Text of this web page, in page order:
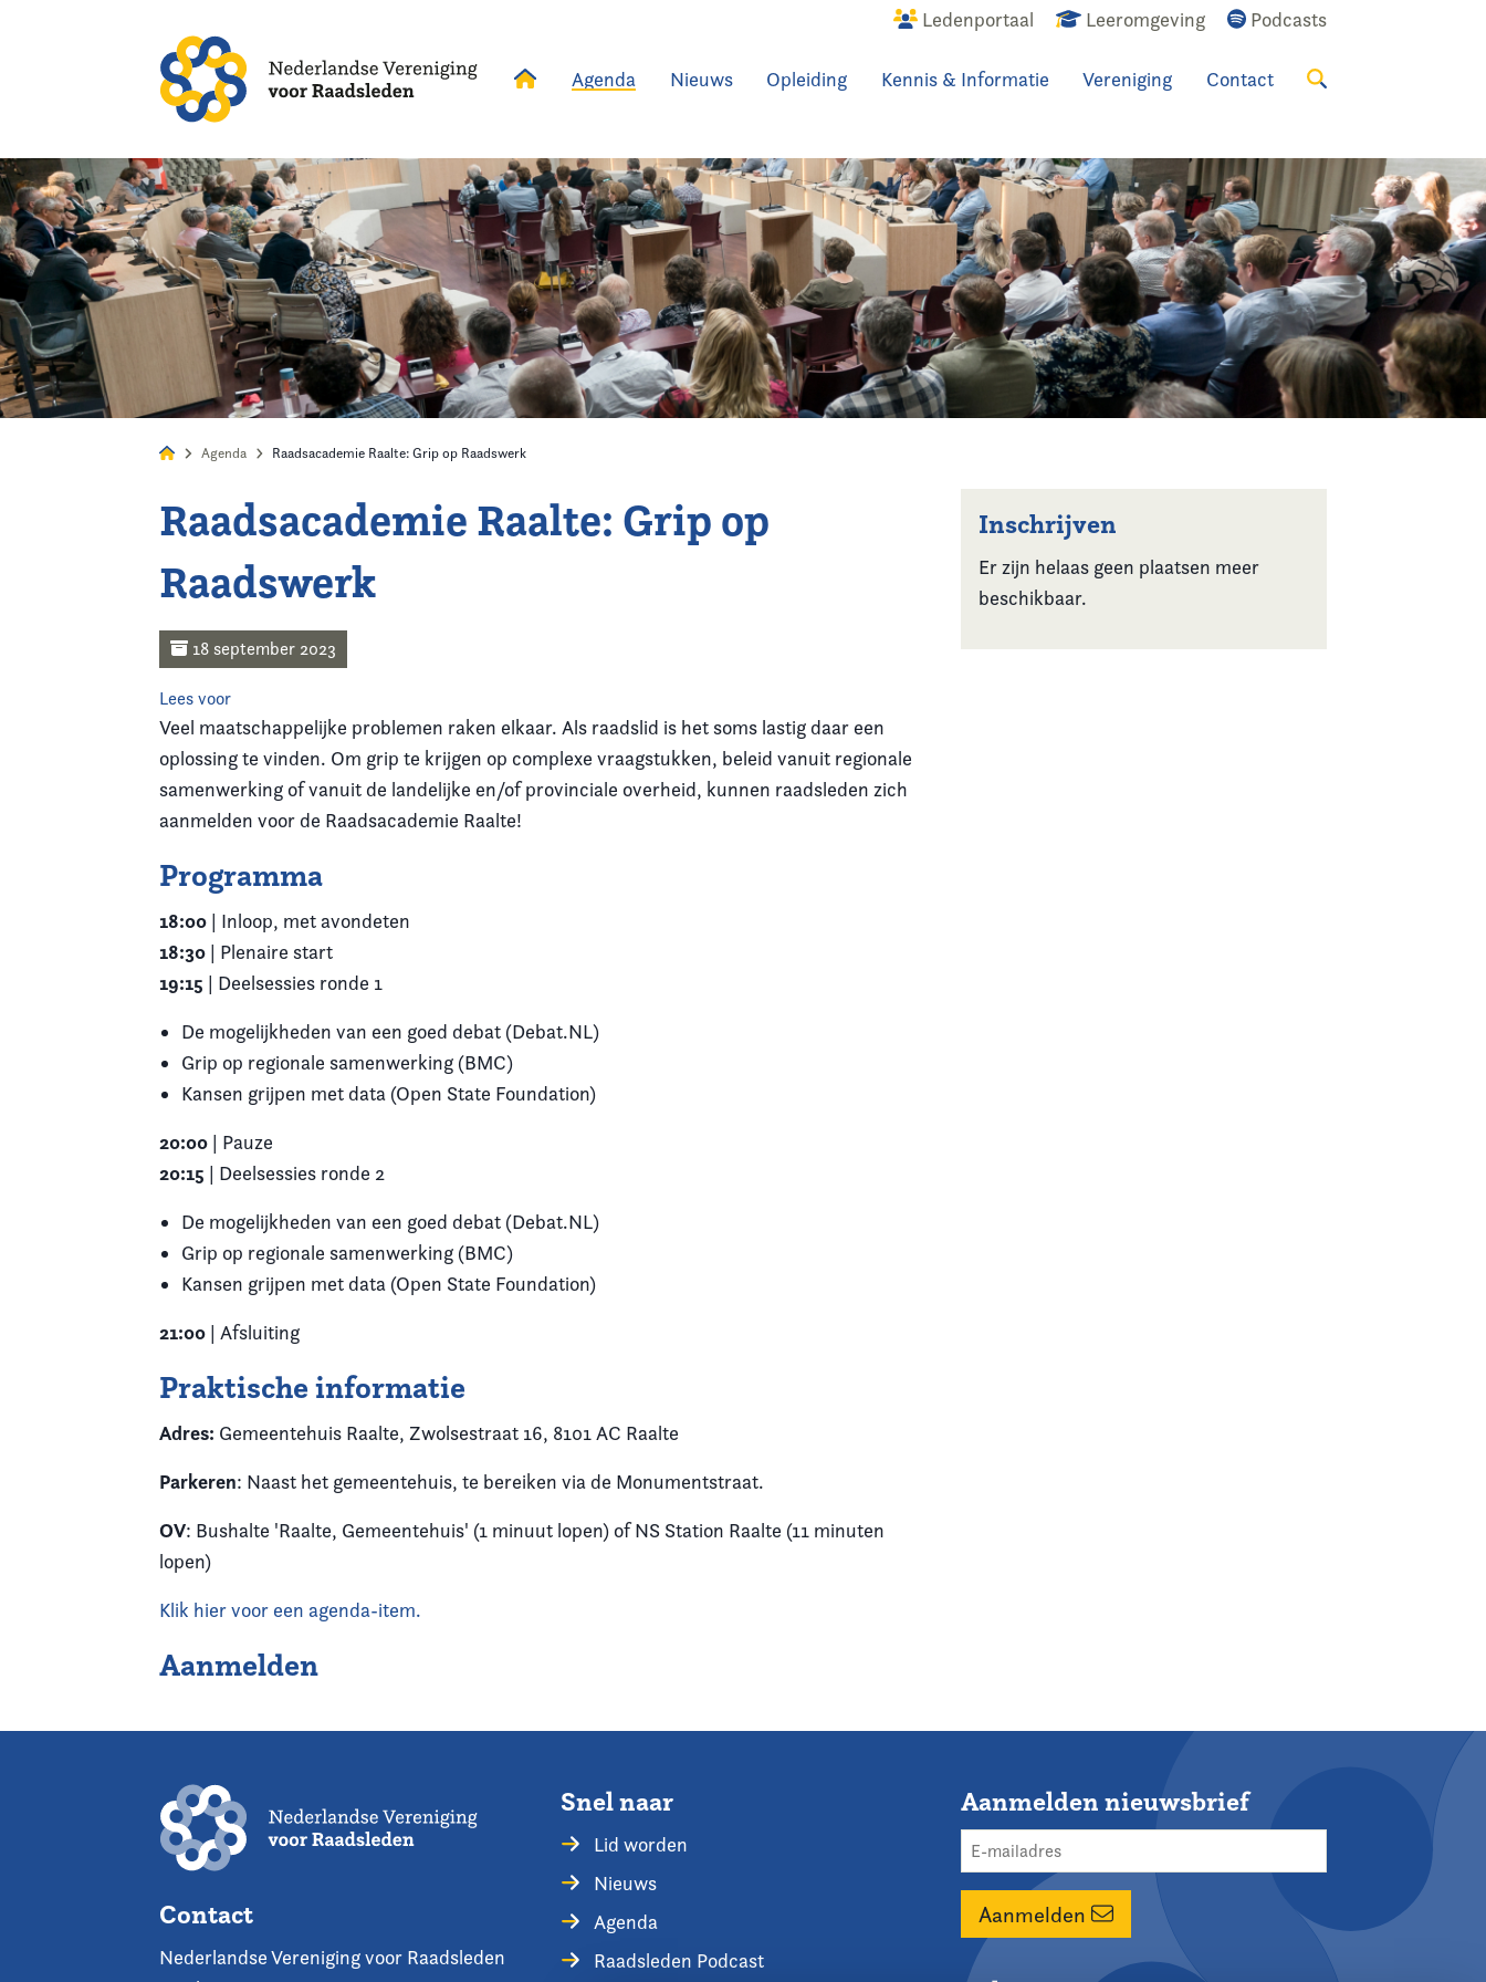
Ledenportaal Leeromgeving Podcasts
Agenda Nieuws Opleiding Kennis & Informatie Vereniging Contact
Alles Nieuws Agenda Raadslid
Kennis & Informatie
Agenda Raadsacademie Raalte: Grip op Raadswerk
Raadsacademie Raalte: Grip op
Raadswerk
18 september 2023
Lees voor
Veel maatschappelijke problemen raken elkaar. Als raadslid is het soms lastig daar een
oplossing te vinden. Om grip te krijgen op complexe vraagstukken, beleid vanuit regionale
samenwerking of vanuit de landelijke en/of provinciale overheid, kunnen raadsleden zich
aanmelden voor de Raadsacademie Raalte!
Programma
18:00 | Inloop, met avondeten
18:30 | Plenaire start
19:15 | Deelsessies ronde 1
De mogelijkheden van een goed debat (Debat.NL)
Grip op regionale samenwerking (BMC)
Kansen grijpen met data (Open State Foundation)
20:00 | Pauze
20:15 | Deelsessies ronde 2
De mogelijkheden van een goed debat (Debat.NL)
Grip op regionale samenwerking (BMC)
Kansen grijpen met data (Open State Foundation)
21:00 | Afsluiting
Praktische informatie
Adres: Gemeentehuis Raalte, Zwolsestraat 16, 8101 AC Raalte
Parkeren: Naast het gemeentehuis, te bereiken via de Monumentstraat.
OV: Bushalte 'Raalte, Gemeentehuis' (1 minuut lopen) of NS Station Raalte (11 minuten
lopen)
Klik hier voor een agenda-item.
Aanmelden
Inschrijven
Er zijn helaas geen plaatsen meer
beschikbaar.
Contact
Nederlandse Vereniging voor Raadsleden
Snel naar
Lid worden
Nieuws
Agenda
Raadsleden Podcast
Aanmelden nieuwsbrief
Aanmelden